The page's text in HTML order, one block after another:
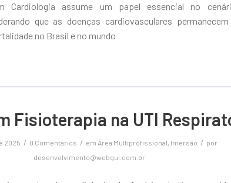
Cardiologia assume um papel essencial no
que as doenças cardiovasculares
no Brasil e no mundo
Fisioterapia na UTI
2025 / 0 Comentários / em Área Multiprofissional Imersão / por
desenvolvimento@webgui.com.br